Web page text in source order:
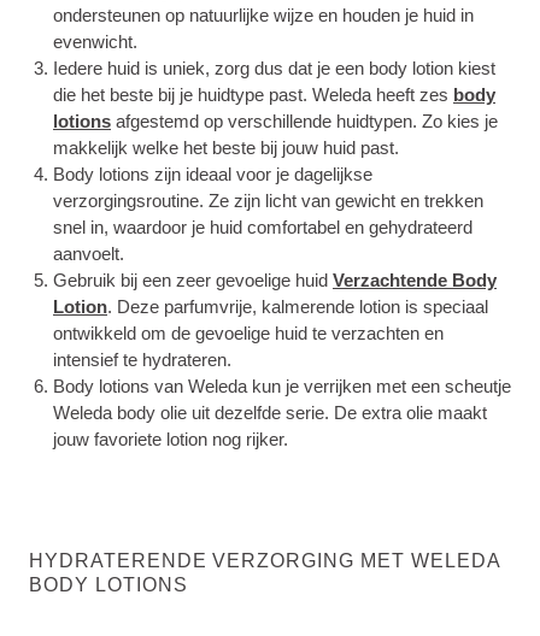
ondersteunen op natuurlijke wijze en houden je huid in
evenwicht.
Iedere huid is uniek, zorg dus dat je een body lotion kiest
die het beste bij je huidtype past. Weleda heeft zes body
lotions afgestemd op verschillende huidtypen. Zo kies je
makkelijk welke het beste bij jouw huid past.
Body lotions zijn ideaal voor je dagelijkse
verzorgingsroutine. Ze zijn licht van gewicht en trekken
snel in, waardoor je huid comfortabel en gehydrateerd
aanvoelt.
Gebruik bij een zeer gevoelige huid Verzachtende Body
Lotion. Deze parfumvrije, kalmerende lotion is speciaal
ontwikkeld om de gevoelige huid te verzachten en
intensief te hydrateren.
Body lotions van Weleda kun je verrijken met een scheutje
Weleda body olie uit dezelfde serie. De extra olie maakt
jouw favoriete lotion nog rijker.
HYDRATERENDE VERZORGING MET WELEDA
BODY LOTIONS